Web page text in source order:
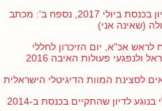
חומרים לדיון בכנסת ביולי 2017, נספח ב': מכתב
(שאינה אני)
אכ"א, יום הזיכרון לחללי
ולנפגעי פעולות האיבה 2016
לסצינת המוות הדיגיטלי הישראלית
לדיון שהתקיים בכנסת ב-2014